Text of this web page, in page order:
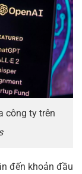
công ty trên
đến khoản đầu